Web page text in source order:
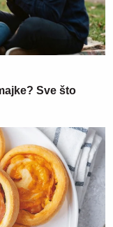
Sve što